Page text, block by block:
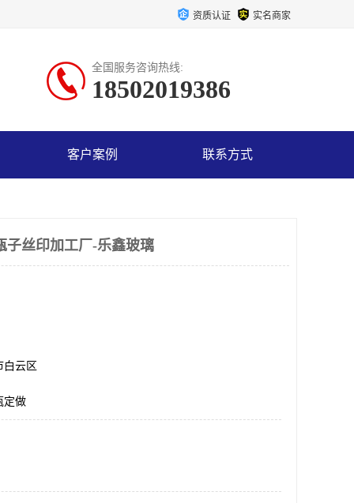
资质认证 实名商家
全国服务咨询热线:
18502019386
客户案例 联系方式
子丝印加工厂-乐鑫玻璃
白云区
定做